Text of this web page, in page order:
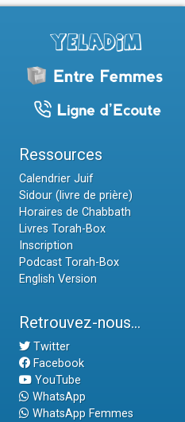
Ressources
Calendrier Juif
Sidour (livre de prière)
Horaires de Chabbath
Livres Torah-Box
Inscription
Podcast Torah-Box
English Version
Retrouvez-nous...
Twitter
Facebook
YouTube
WhatsApp
WhatsApp Femmes